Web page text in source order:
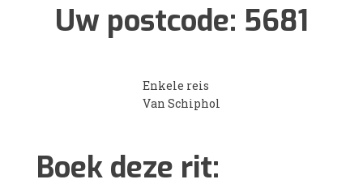
Uw postcode: 5681
Enkele reis
Van Schiphol
Boek deze rit: